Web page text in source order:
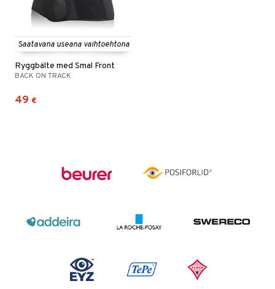
Saatavana useana vaihtoehtona
Ryggbälte med Smal Front
BACK ON TRACK
49 €